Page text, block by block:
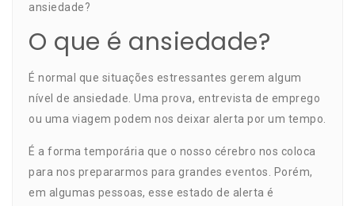
ansiedade?
O que é ansiedade?
É normal que situações estressantes gerem algum
nível de ansiedade. Uma prova, entrevista de emprego
ou uma viagem podem nos deixar alerta por um tempo.
É a forma temporária que o nosso cérebro nos coloca
para nos prepararmos para grandes eventos. Porém,
em algumas pessoas, esse estado de alerta é